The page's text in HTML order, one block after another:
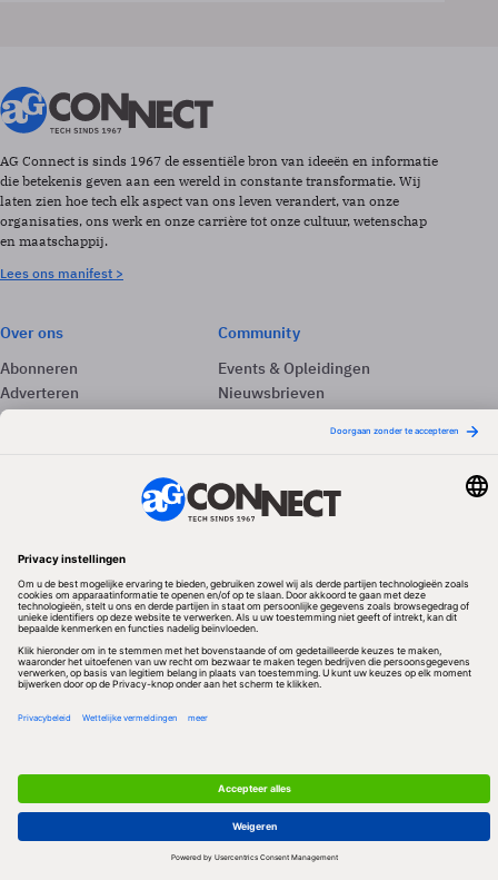
AG Connect is sinds 1967 de essentiële bron van ideeën en informatie
die betekenis geven aan een wereld in constante transformatie. Wij
laten zien hoe tech elk aspect van ons leven verandert, van onze
organisaties, ons werk en onze carrière tot onze cultuur, wetenschap
en maatschappij.
Lees ons manifest >
Over ons
Abonneren
Adverteren
Contact
Community
Events & Opleidingen
Nieuwsbrieven
Redactionele partner